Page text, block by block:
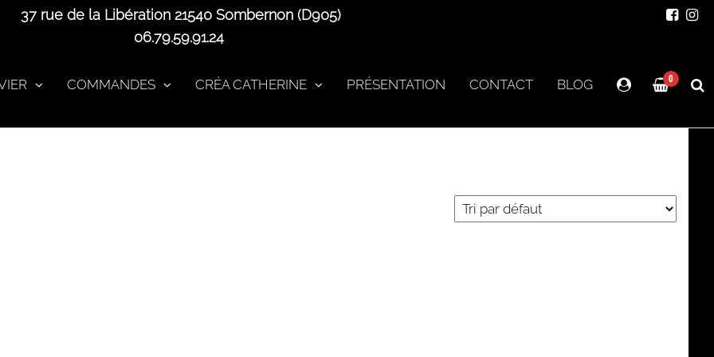
37 rue de la Libération 21540 Sombernon (D905)
06.79.59.91.24
0
COMMANDES CRÉA CATHERINE PRÉSENTATION CONTACT BLOG